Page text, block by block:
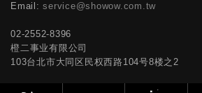
Email:service@showow.com.tw
02-2552-8396
橙二事业有限公司
103台北市大同区民权西路104号8楼之2